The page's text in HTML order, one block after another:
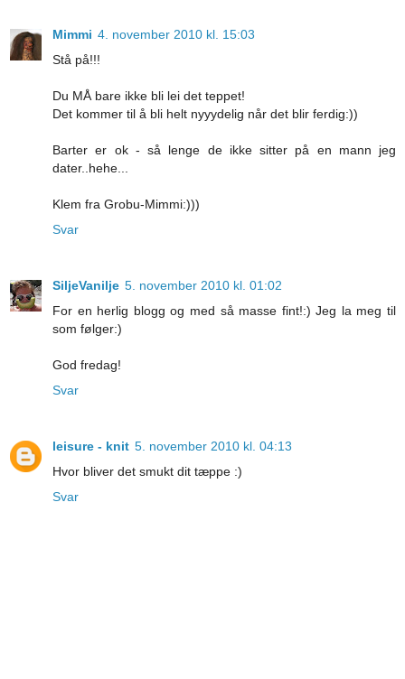
Mimmi 4. november 2010 kl. 15:03
Stå på!!!
Du MÅ bare ikke bli lei det teppet!
Det kommer til å bli helt nyyydelig når det blir ferdig:))
Barter er ok - så lenge de ikke sitter på en mann jeg
dater..hehe...
Klem fra Grobu-Mimmi:)))
Svar
SiljeVanilje 5. november 2010 kl. 01:02
For en herlig blogg og med så masse fint!:) Jeg la meg til
som følger:)
God fredag!
Svar
leisure - knit 5. november 2010 kl. 04:13
Hvor bliver det smukt dit tæppe :)
Svar